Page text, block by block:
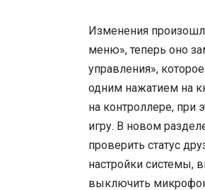
Изменения
меню», теперь оно
управления»,
одним нажатием на
на контроллере, при
игру. В новом
проверить статус
настройки системы,
выключить